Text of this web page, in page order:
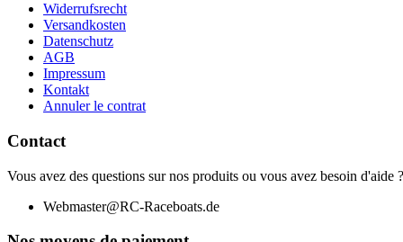
Widerrufsrecht
Versandkosten
Datenschutz
AGB
Impressum
Kontakt
Annuler le contrat
Contact
Vous avez des questions sur nos produits ou vous avez besoin d'aide
Webmaster@RC-Raceboats.de